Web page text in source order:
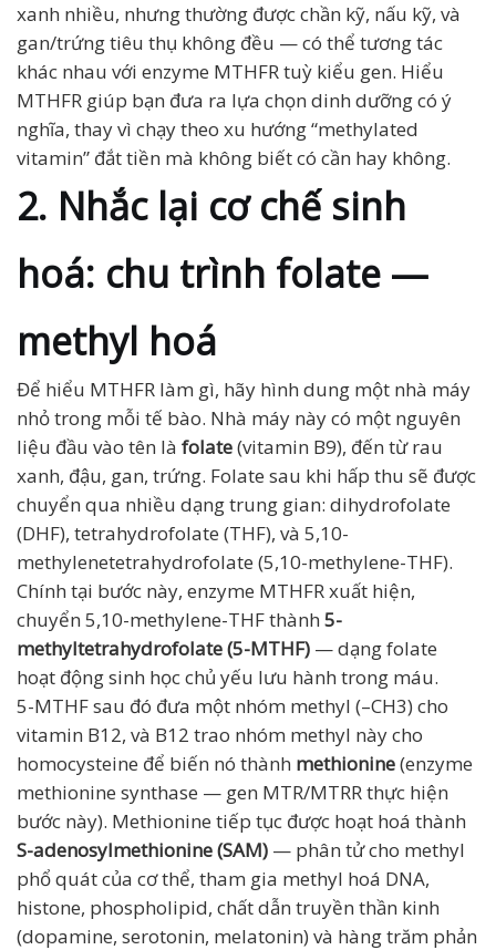
xanh nhiều, nhưng thường được chần kỹ, nấu kỹ, và
gan/trứng tiêu thụ không đều — có thể tương tác
khác nhau với enzyme MTHFR tuỳ kiểu gen. Hiểu
MTHFR giúp bạn đưa ra lựa chọn dinh dưỡng có ý
nghĩa, thay vì chạy theo xu hướng “methylated
vitamin” đắt tiền mà không biết có cần hay không.
2. Nhắc lại cơ chế sinh
hoá: chu trình folate —
methyl hoá
Để hiểu MTHFR làm gì, hãy hình dung một nhà máy
nhỏ trong mỗi tế bào. Nhà máy này có một nguyên
liệu đầu vào tên là folate(vitamin B9), đến từ rau
xanh, đậu, gan, trứng. Folate sau khi hấp thu sẽ được
chuyển qua nhiều dạng trung gian: dihydrofolate
(DHF), tetrahydrofolate (THF), và 5,10-
methylenetetrahydrofolate (5,10-methylene-THF).
Chính tại bước này, enzyme MTHFR xuất hiện,
chuyển 5,10-methylene-THF thành 5-
methyltetrahydrofolate (5-MTHF) — dạng folate
hoạt động sinh học chủ yếu lưu hành trong máu.
5-MTHF sau đó đưa một nhóm methyl (–CH3) cho
vitamin B12, và B12 trao nhóm methyl này cho
homocysteine để biến nó thành methionine(enzyme
methionine synthase — gen MTR/MTRR thực hiện
bước này). Methionine tiếp tục được hoạt hoá thành
S-adenosylmethionine (SAM) — phân tử cho methyl
phổ quát của cơ thể, tham gia methyl hoá DNA,
histone, phospholipid, chất dẫn truyền thần kinh
(dopamine, serotonin, melatonin) và hàng trăm phản